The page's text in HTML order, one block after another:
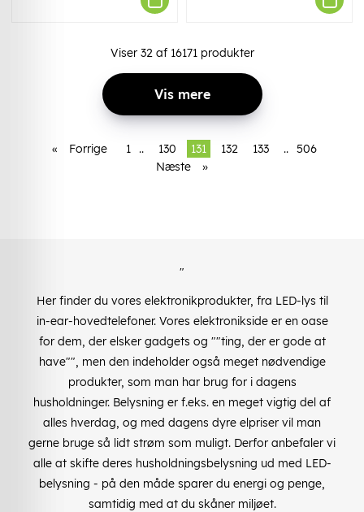
Viser 32af 16171produkter
Vis mere
« Forrige 1 .. 130 131 132 133 .. 506
Næste
»
"
Her finder du vores elektronikprodukter, fra LED-lys til
in-ear-hovedtelefoner. Vores elektronikside er en oase
for dem, der elsker gadgets og ""ting, der er gode at
have"", men den indeholder også meget nødvendige
produkter, som man har brug for i dagens
husholdninger. Belysning er f.eks. en meget vigtig del af
alles hverdag, og med dagens dyre elpriser vil man
gerne bruge så lidt strøm som muligt. Derfor anbefaler vi
alle at skifte deres husholdningsbelysning ud med LED-
belysning - på den måde sparer du energi og penge,
samtidig med at du skåner miljøet.